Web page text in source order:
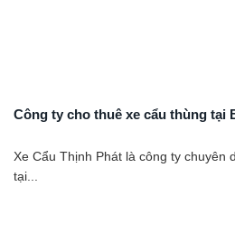
Công ty cho thuê xe cẩu thùng tại
Xe Cẩu Thịnh Phát là công ty chuyên
tại...